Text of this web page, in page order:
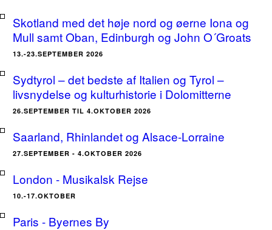
Skotland med det høje nord og øerne Iona og
Mull samt Oban, Edinburgh og John O´Groats
13.-23.SEPTEMBER 2026
Sydtyrol – det bedste af Italien og Tyrol –
livsnydelse og kulturhistorie i Dolomitterne
26.SEPTEMBER TIL 4.OKTOBER 2026
Saarland, Rhinlandet og Alsace-Lorraine
27.SEPTEMBER - 4.OKTOBER 2026
London - Musikalsk Rejse
10.-17.OKTOBER
Paris - Byernes By